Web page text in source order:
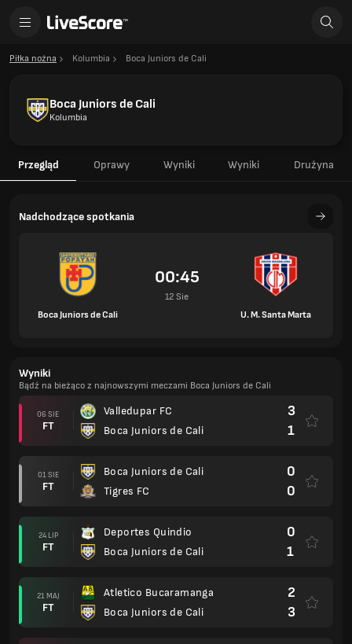
Piłka nożna Kolumbia Boca Juniors de Cali
Boca Juniors de Cali
Kolumbia
Przegląd Oprawy Wyniki Wyniki Drużyna
Nadchodzące spotkania
Boca Juniors de Cali
00:45
12 Sie
U. M. Santa Marta
Wyniki
Bądź na bieżąco z najnowszymi meczami Boca Juniors de Cali
06 SIE
FT
Valledupar FC
Boca Juniors de Cali
3
1
01 SIE
FT
Boca Juniors de Cali
Tigres FC
0
0
24 LIP
FT
Deportes Quindio
Boca Juniors de Cali
0
1
21 MAJ
FT
Atletico Bucaramanga
Boca Juniors de Cali
2
3